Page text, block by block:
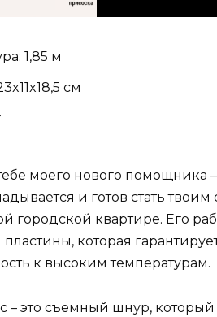
1,85 м
см
моего нового помощника
и готов стать
городской квартире. Его
которая
к высоким температурам.
это съемный шнур, который